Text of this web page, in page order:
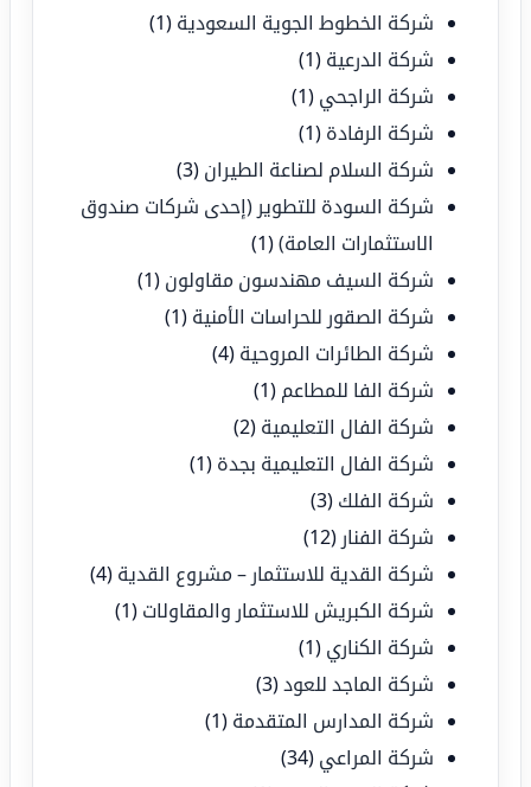
شركة الخطوط الجوية السعودية (1)
شركة الدرعية (1)
شركة الراجحي (1)
شركة الرفادة (1)
شركة السلام لصناعة الطيران (3)
شركة السودة للتطوير (إحدى شركات صندوق
الاستثمارات العامة)(1)
شركة السيف مهندسون مقاولون (1)
شركة الصقور للحراسات الأمنية (1)
شركة الطائرات المروحية (4)
شركة الفا للمطاعم (1)
شركة الفال التعليمية (2)
شركة الفال التعليمية بجدة (1)
شركة الفلك (3)
شركة الفنار (12)
شركة القدية للاستثمار – مشروع القدية (4)
شركة الكبريش للاستثمار والمقاولات (1)
شركة الكناري (1)
شركة الماجد للعود(3)
شركة المدارس المتقدمة (1)
شركة المراعي (34)